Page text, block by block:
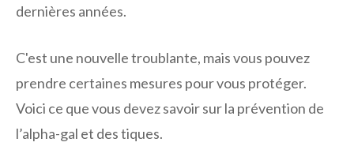
dernières années.
C'est une nouvelle troublante, mais vous pouvez
prendre certaines mesures pour vous protéger.
Voici ce que vous devez savoir sur la prévention de
l’alpha-gal et des tiques.